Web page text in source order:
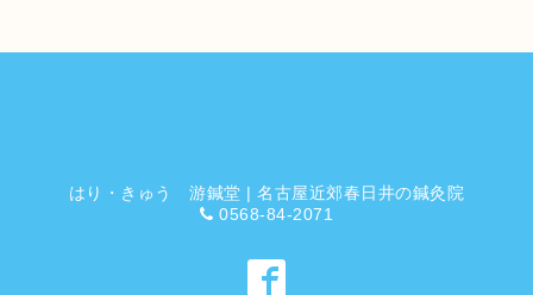
はり・きゅう 游鍼堂 | 名古屋近郊春日井の鍼灸院
0568-84-2071